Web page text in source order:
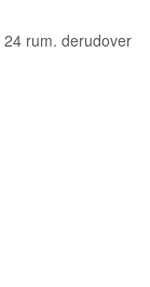
rum. derudover